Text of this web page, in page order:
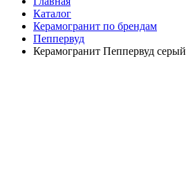
Каталог
Керамогранит по брендам
Пеппервуд
Керамогранит Пеппервуд серый